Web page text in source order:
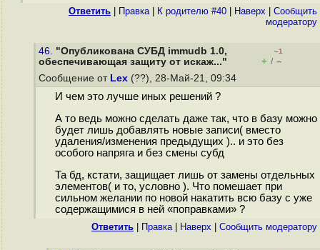
Ответить Правка| К родителю #40 Наверх
Cообщить
модератору
46. "Опубликована СУБД immudb 1.0,
обеспечивающая защиту от искаж..."
–1
+ / –
Сообщение от Lex (??), 28-Май-21, 09:34
И чем это лучше иных решений ?
А то ведь можно сделать даже так, что в базу можно
будет лишь добавлять новые записи( вместо
удаления/изменения предыдущих ).. и это без
особого напряга и без смены субд
Та бд, кстати, защищает лишь от замены отдельных
элементов( и то, условно ). Что помешает при
сильном желании по новой накатить всю базу с уже
содержащимися в ней «поправками» ?
Ответить Правка| Наверх Cообщить модератору